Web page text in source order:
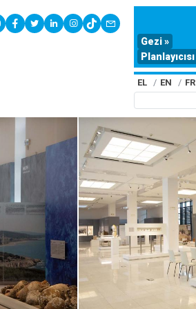
youtubefacebook
twitterlinkedininstagram
tiktokcontact
Gezi »
Planlayıcısı
EL EN FR